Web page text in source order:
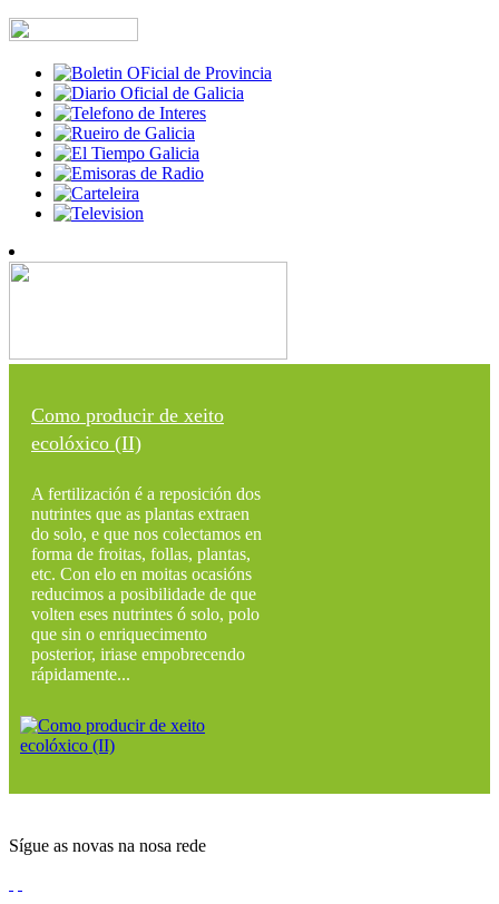
Como producir de xeito
ecolóxico (II)
A fertilización é a reposición dos
nutrintes que as plantas extraen
do solo, e que nos colectamos en
forma de froitas, follas, plantas,
etc. Con elo en moitas ocasións
reducimos a posibilidade de que
volten eses nutrintes ó solo, polo
que sin o enriquecimento
posterior, iriase empobrecendo
rápidamente...
Sígue as novas na nosa rede